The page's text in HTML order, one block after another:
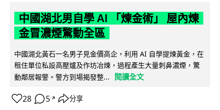
中國湖北男自學 AI 「煉金術」 屋內煉
金冒濃煙驚動全區
中國湖北黃石一名男子見金價高企，利用 AI 自學提煉黃金，在
租住單位私設高壓爐及作坊冶煉，過程產生大量刺鼻濃煙，驚
動鄰居報警。警方到場揭發整...
閱讀全文
28 5 ↗ 分享